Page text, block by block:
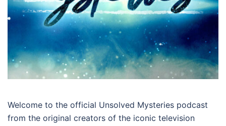
Welcome to the official Unsolved Mysteries podcast
from the original creators of the iconic television